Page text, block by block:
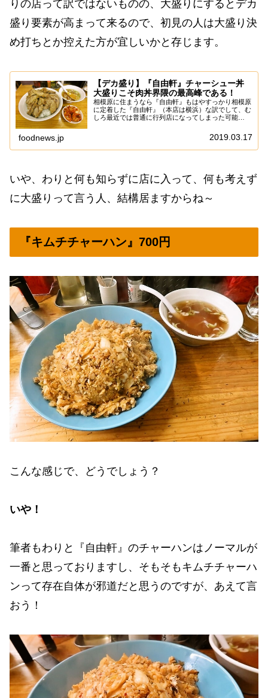
りの店って訳ではないものの、大盛りにするとデカ
盛り要素が高まって来るので、初見の人は大盛り決
め打ちとか控えた方が宜しいかと存じます。
【デカ盛り】『自由軒』チャーシュー丼
大盛りこそ肉丼界隈の最高峰である！
相模原に住まうなら『自由軒』もはやすっかり相模原
に定着した『自由軒』（本店は横浜）な訳でして、む
しろ最近では普通に行列店になってしまった可能
リュームでしたら、並ばない方がどうかしてるぜって
foodnews.jp 2019.03.17
いや、わりと何も知らずに店に入って、何も考えず
に大盛りって言う人、結構居ますからね～
『キムチチャーハン』700円
こんな感じで、どうでしょう？
いや！
筆者もわりと『自由軒』のチャーハンはノーマルが
一番と思っておりますし、そもそもキムチチャーハ
ンって存在自体が邪道だと思うのですが、あえて言
おう！